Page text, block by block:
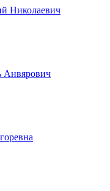
Николаевич